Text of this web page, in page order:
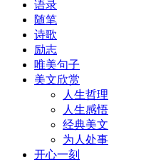
语录
随笔
诗歌
励志
唯美句子
美文欣赏
人生哲理
人生感悟
经典美文
为人处事
开心一刻